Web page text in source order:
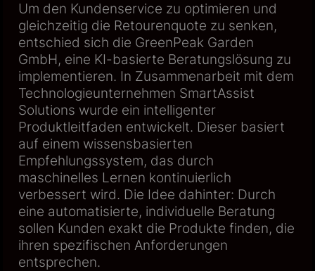
Um den Kundenservice zu optimieren und
gleichzeitig die Retourenquote zu senken,
entschied sich die GreenPeak Garden
GmbH, eine KI-basierte Beratungslösung zu
implementieren. In Zusammenarbeit mit dem
Technologieunternehmen SmartAssist
Solutions wurde ein intelligenter
Produktleitfaden entwickelt. Dieser basiert
auf einem wissensbasierten
Empfehlungssystem, das durch
maschinelles Lernen kontinuierlich
verbessert wird. Die Idee dahinter: Durch
eine automatisierte, individuelle Beratung
sollen Kunden exakt die Produkte finden, die
ihren spezifischen Anforderungen
entsprechen.